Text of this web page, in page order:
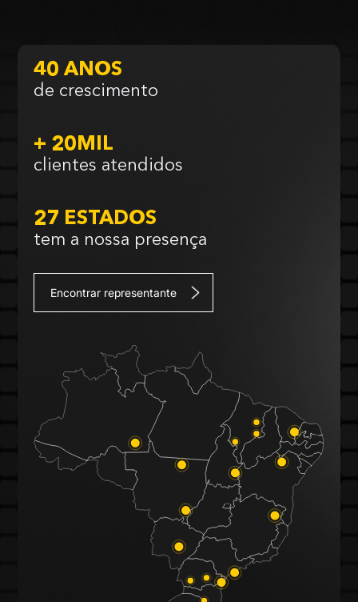
40 ANOS
de crescimento
+ 20MIL
clientes atendidos
27 ESTADOS
tem a nossa presença
Encontrar representante